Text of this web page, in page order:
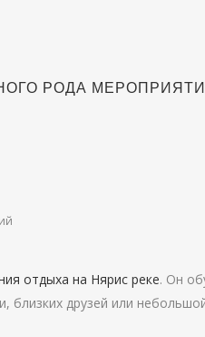
РОДА
отдыха на Нярис реке. Он
близких друзей или